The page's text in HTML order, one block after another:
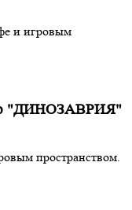
и игровым
"ДИНОЗАВРИЯ"
пространством.